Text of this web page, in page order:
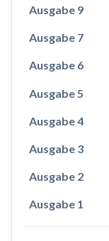
Ausgabe 9
Ausgabe 7
Ausgabe 6
Ausgabe 5
Ausgabe 4
Ausgabe 3
Ausgabe 2
Ausgabe 1